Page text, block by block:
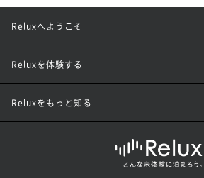
Reluxへようこそ
Reluxを体験する
Reluxをもっと知る